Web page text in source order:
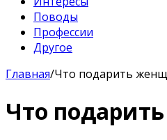
Поводы
Профессии
Другое
Главная/Что подарить
Что